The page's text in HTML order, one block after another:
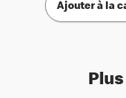
Ajouter à la